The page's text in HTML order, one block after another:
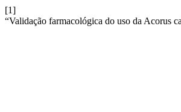
[1]
“Validação farmacológica do uso da Acorus